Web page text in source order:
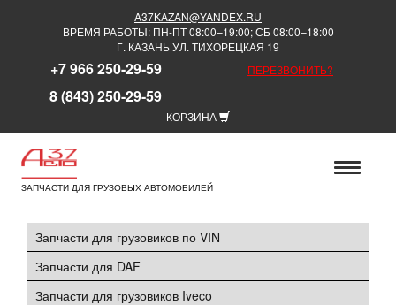
A37KAZAN@YANDEX.RU
ВРЕМЯ РАБОТЫ: ПН-ПТ 08:00–19:00; СБ 08:00–18:00
Г. КАЗАНЬ УЛ. ТИХОРЕЦКАЯ 19
+7 966 250-29-59
8 (843) 250-29-59
ПЕРЕЗВОНИТЬ?
КОРЗИНА
ЗАПЧАСТИ ДЛЯ ГРУЗОВЫХ АВТОМОБИЛЕЙ
Запчасти для грузовиков по VIN
Запчасти для DAF
Запчасти для грузовиков Iveco